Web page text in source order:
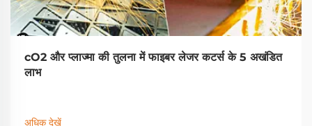
cO2 और प्लाज्मा की तुलना में फाइबर लेजर कटर्स के 5 अखंडित
लाभ
अधिक देखें